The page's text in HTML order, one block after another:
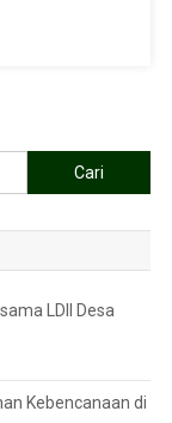
LDII Desa
Kebencanaan di